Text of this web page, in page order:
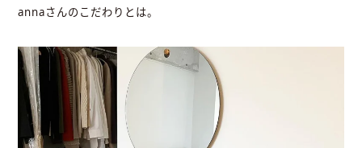
annaさんのこだわりとは。